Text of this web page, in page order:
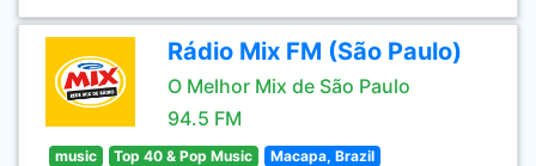
Rádio Mix FM (São Paulo)
O Melhor Mix de São Paulo
94.5 FM
music Top 40 & Pop Music Macapa, Brazil